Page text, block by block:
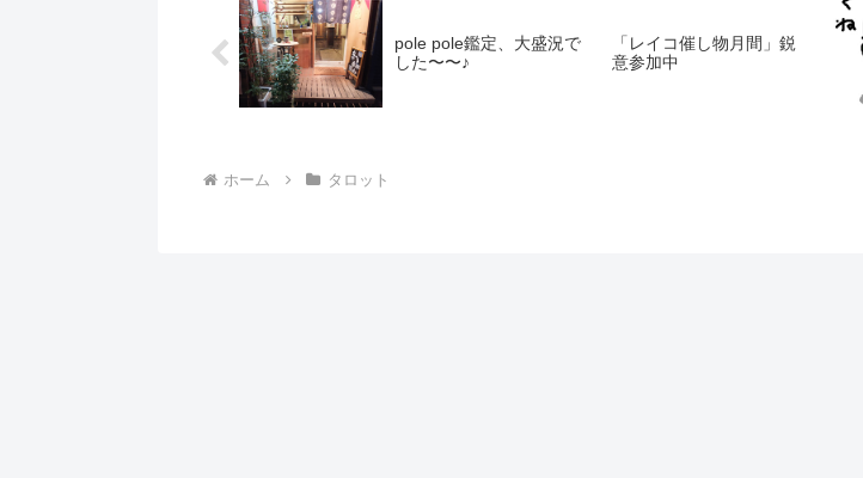
pole pole鑑定、大盛況で
した〜〜♪
「レイコ催し物月間」鋭
意参加中
ホーム タロット